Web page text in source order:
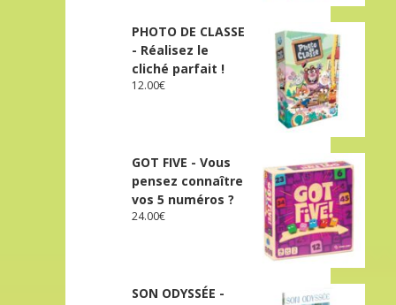
PHOTO DE CLASSE
- Réalisez le
cliché parfait !
12.00€
GOT FIVE - Vous
pensez connaître
vos 5 numéros ?
24.00€
SON ODYSSÉE -